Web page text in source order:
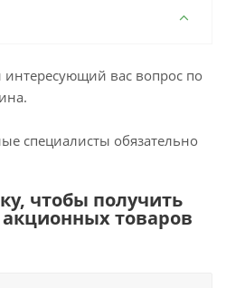
вас вопрос по
специалисты обязательно
чтобы получить
товаров